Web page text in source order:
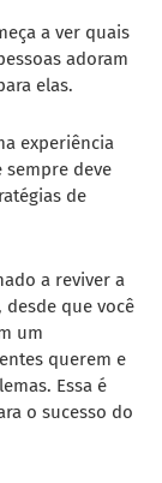
a ver quais
adoram
elas.
experiência
sempre deve
de
a reviver a
que você
um
querem e
Essa é
o sucesso do